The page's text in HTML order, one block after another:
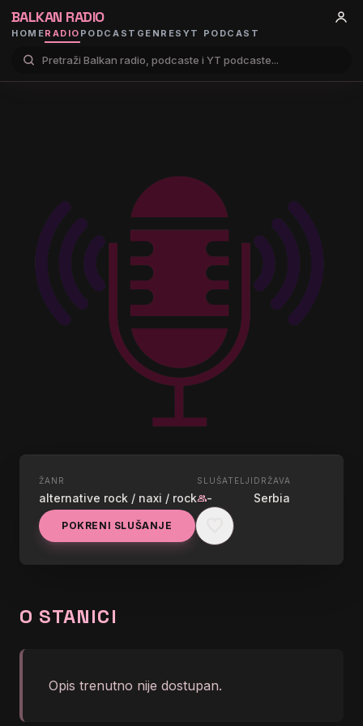
BALKAN RADIO
HOMERADIO PODCAST GENRES YT PODCAST
UŽIVO
NAXI RADIO - ROCK
graphic_eq
ŽANR
alternative rock / naxi / rock
SLUŠATELJI
group-
DRŽAVA
Serbia
POKRENI SLUŠANJE
O STANICI
Opis trenutno nije dostupan.